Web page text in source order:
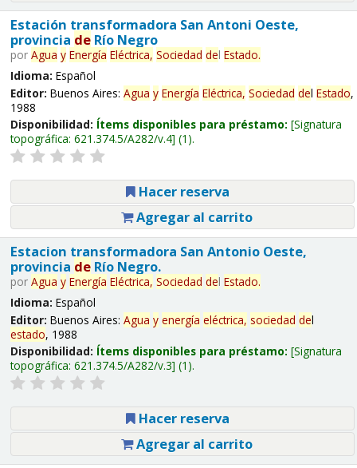
Estación transformadora San Antoni Oeste,
provincia deRío Negro
por Agua y Energía Eléctrica, Sociedad del Estado.
Idioma: Español
Editor: Buenos Aires: Agua y Energía Eléctrica, Sociedad del Estado,
1988
Disponibilidad: Ítems disponibles para préstamo: Signatura
topográfica: 621.374.5/A282/v.4 (1).
Hacer reserva
Agregar al carrito
Estacion transformadora San Antonio Oeste,
provincia deRío Negro.
por Agua y Energía Eléctrica, Sociedad del Estado.
Idioma: Español
Editor: Buenos Aires: Agua y energía eléctrica, sociedad del
estado, 1988
Disponibilidad: Ítems disponibles para préstamo: Signatura
topográfica: 621.374.5/A282/v.3 (1).
Hacer reserva
Agregar al carrito